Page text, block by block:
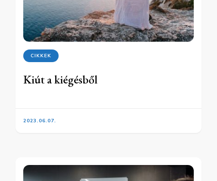
CIKKEK
Kiút a kiégésből
2023.06.07.